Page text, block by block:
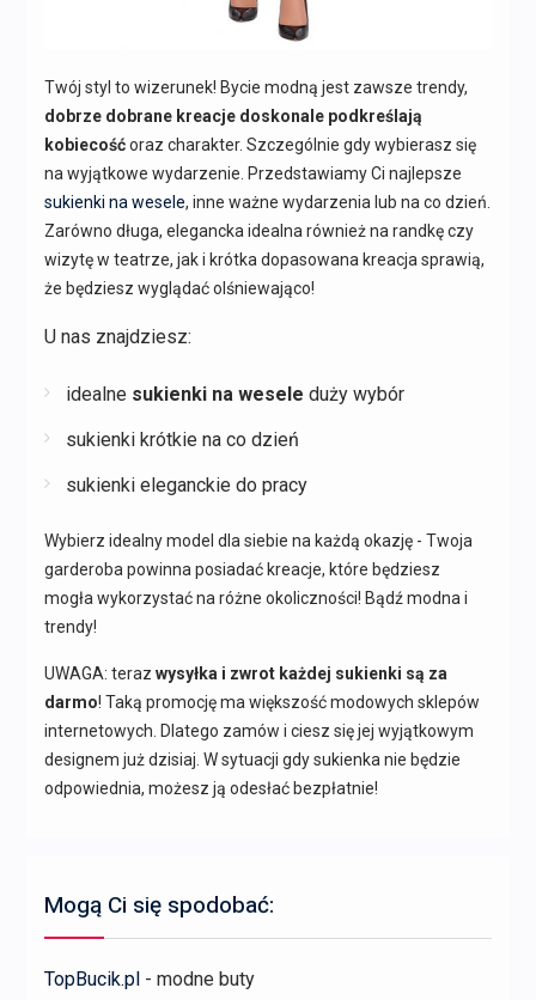
Twój styl to wizerunek! Bycie modną jest zawsze trendy,
dobrze dobrane kreacje doskonale podkreślają
kobiecośćoraz charakter. Szczególnie gdy wybierasz się
na wyjątkowe wydarzenie. Przedstawiamy Ci najlepsze
sukienki na wesele, inne ważne wydarzenia lub na co dzień.
Zarówno długa, elegancka idealna również na randkę czy
wizytę w teatrze, jak i krótka dopasowana kreacja sprawią,
że będziesz wyglądać olśniewająco!
U nas znajdziesz:
idealne sukienki na wesele duży wybór
sukienki krótkie na co dzień
sukienki eleganckie do pracy
Wybierz idealny model dla siebie na każdą okazję - Twoja
garderoba powinna posiadać kreacje, które będziesz
mogła wykorzystać na różne okoliczności! Bądź modna i
trendy!
UWAGA: teraz wysyłka i zwrot każdej sukienki są za
darmo! Taką promocję ma większość modowych sklepów
internetowych. Dlatego zamów i ciesz się jej wyjątkowym
designem już dzisiaj. W sytuacji gdy sukienka nie będzie
odpowiednia, możesz ją odesłać bezpłatnie!
Mogą Ci się spodobać:
TopBucik.pl - modne buty